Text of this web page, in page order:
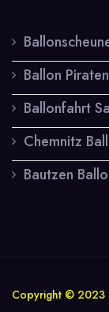
Ballon Piraten
Ballonfahrt
Chemnitz
Bautzen
Copyright © 2023